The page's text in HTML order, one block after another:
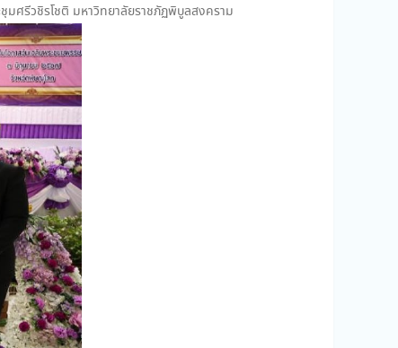
มศรีวชิรโชติ มหาวิทยาลัยราชภัฏพิบูลสงคราม